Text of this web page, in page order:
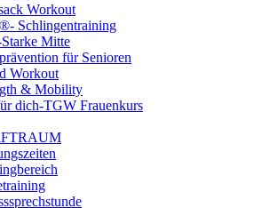
Workout
Schlingentraining
Mitte
für Senioren
Workout
& Mobility
dich-TGW Frauenkurs